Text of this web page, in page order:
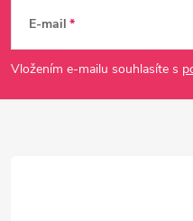
p
a
E-mail
Vložením e-mailu souhlasíte s